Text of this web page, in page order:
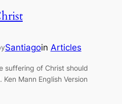
Santiagoin Articles
suffering of Christ should
Mann English Version